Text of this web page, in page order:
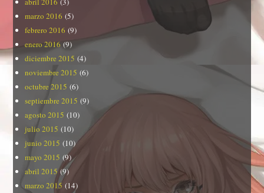
marzo 2016 (5)
febrero 2016 (9)
enero 2016 (9)
diciembre 2015 (4)
noviembre 2015 (6)
octubre 2015 (6)
septiembre 2015 (9)
agosto 2015 (10)
julio 2015 (10)
junio 2015 (10)
mayo 2015 (9)
abril 2015(9)
marzo 2015 (14)